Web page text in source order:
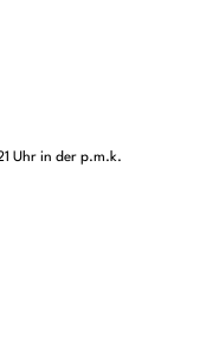
Uhr in der p.m.k.